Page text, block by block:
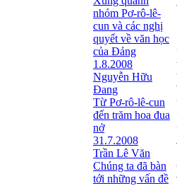
nhóm Pơ-rô-lê-
cun và các nghị
quyết về văn học
của Đảng
1.8.2008
Nguyễn Hữu
Đang
Từ Pơ-rô-lê-cun
đến trăm hoa đua
nở
31.7.2008
Trần Lê Văn
Chúng ta đã bàn
tới những vấn đề